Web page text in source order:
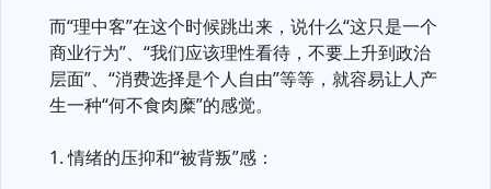
而“理中客”在这个时候跳出来，说什么“这只是一个
商业行为”、“我们应该理性看待，不要上升到政治
层面”、“消费选择是个人自由”等等，就容易让人产
生一种“何不食肉糜”的感觉。
1. 情绪的压抑和“被背叛”感：